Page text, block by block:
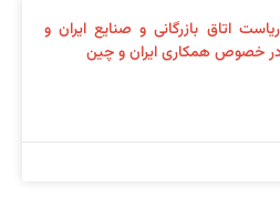
اتاق بازرگانی و صنایع ایران و
خصوص همکاری ایران و چین